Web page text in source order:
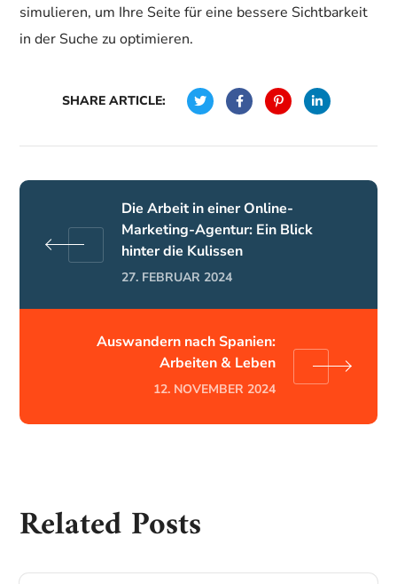
simulieren, um Ihre Seite für eine bessere Sichtbarkeit
in der Suche zu optimieren.
SHARE ARTICLE:
Die Arbeit in einer Online-
Marketing-Agentur: Ein Blick
hinter die Kulissen
27. FEBRUAR 2024
Auswandern nach Spanien:
Arbeiten & Leben
12. NOVEMBER 2024
Related Posts